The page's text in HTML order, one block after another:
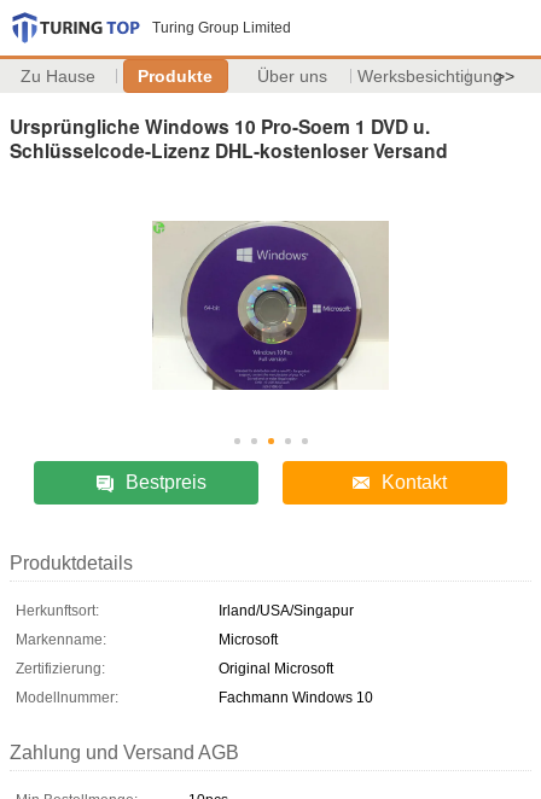
Turing Group Limited
Zu Hause Produkte Über uns Werksbesichtigung>>
Ursprüngliche Windows 10 Pro-Soem 1 DVD u.
Schlüsselcode-Lizenz DHL-kostenloser Versand
Bestpreis Kontakt
Produktdetails
Herkunftsort:
Irland/USA/Singapur
Markenname:
Microsoft
Zertifizierung:
Original Microsoft
Modellnummer:
Fachmann Windows 10
Zahlung und Versand AGB